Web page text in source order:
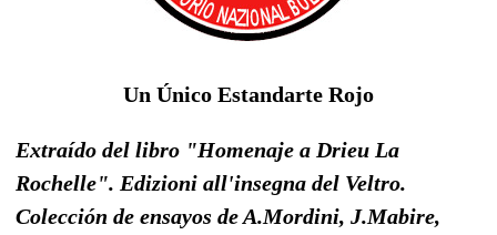
Un Único Estandarte Rojo
Extraído del libro "Homenaje a Drieu La
Rochelle". Edizioni all'insegna del Veltro.
Colección de ensayos de A.Mordini, J.Mabire,